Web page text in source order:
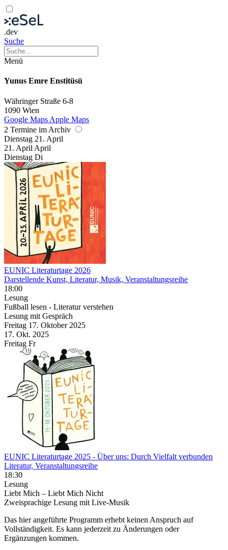
.dev
Suche
Menü
Yunus Emre Enstitüsü
Währinger Straße 6-8
1090 Wien
Google Maps Apple Maps
2 Termine im Archiv
Dienstag 21. April
21. April April
Dienstag Di
EUNIC Literaturtage 2026
Darstellende Kunst, Literatur, Musik, Veranstaltungsreihe
18:00
Lesung
Fußball lesen - Literatur verstehen
Lesung mit Gespräch
Freitag 17. Oktober 2025
17. Okt. 2025
Freitag Fr
EUNIC Literaturtage 2025 - Über uns: Durch Vielfalt verbunden
Literatur, Veranstaltungsreihe
18:30
Lesung
Liebt Mich – Liebt Mich Nicht
Zweisprachige Lesung mit Live-Musik
Das hier angeführte Programm erhebt keinen Anspruch auf
Vollständigkeit. Es kann jederzeit zu Änderungen oder
Ergänzungen kommen.